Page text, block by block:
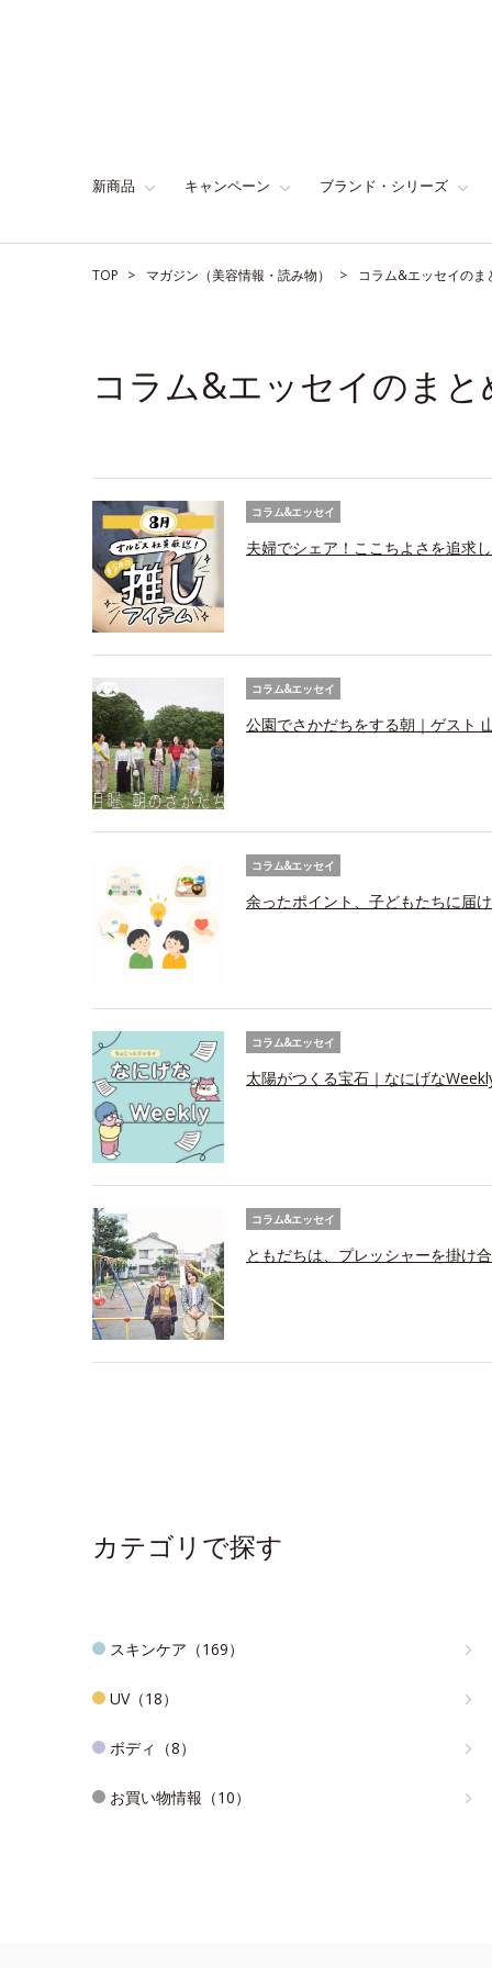
新商品 キャンペーン ブランド・シリーズ
TOP マガジン（美容情報・読み物） コラム&エッセイのま
コラム&エッセイのまと
コラム&エッセイ
夫婦でシェア！ここちよさを追求
コラム&エッセイ
公園でさかだちをする朝｜ゲスト
コラム&エッセイ
余ったポイント、子どもたちに届
コラム&エッセイ
太陽がつくる宝石｜なにげな
コラム&エッセイ
ともだちは、プレッシャーを掛け
カテゴリで探す
スキンケア（169）
UV（18）
ボディ（8）
お買い物情報（10）